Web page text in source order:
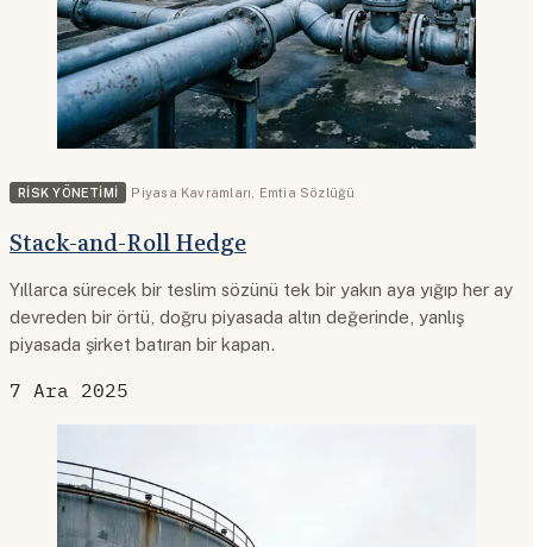
RISK YÖNETIMI Piyasa Kavramları Emtia Sözlüğü
Stack-and-Roll Hedge
Yıllarca sürecek bir teslim sözünü tek bir yakın aya yığıp her ay
devreden bir örtü, doğru piyasada altın değerinde, yanlış
piyasada şirket batıran bir kapan.
7 Ara 2025